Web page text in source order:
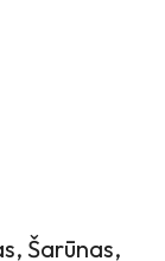
Šarūnas,